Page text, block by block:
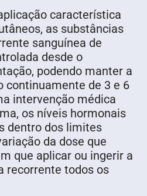
característica
as substâncias
sanguínea de
desde o
podendo manter a
continuamente de 3 e 6
intervenção médica
os níveis hormonais
dentro dos limites
da dose que
que aplicar ou ingerir a
recorrente todos os